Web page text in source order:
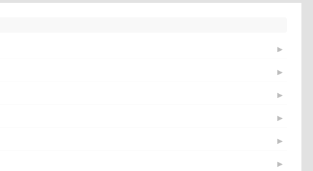
▶
▶
▶
▶
▶
▶